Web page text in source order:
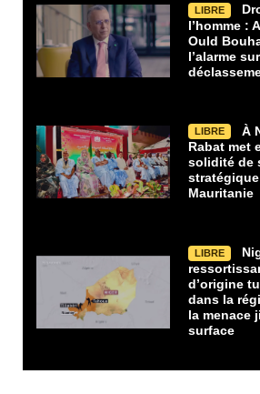
LIBRE
l’homme :
Ould
l’alarme
LIBRE
À
Rabat met
solidité de
Mauritanie
LIBRE
d’origine
dans la
la menace
surface